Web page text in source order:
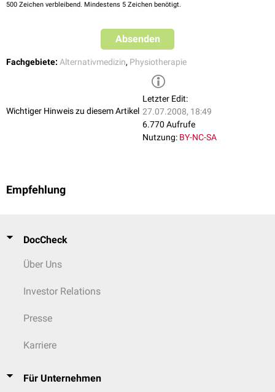
500 Zeichen verbleibend. Mindestens 5 Zeichen benötigt.
Absenden
Fachgebiete: Alternativmedizin, Physiotherapie
Wichtiger Hinweis zu diesem Artikel
Letzter Edit:
27.07.2008, 18:49
6.770 Aufrufe
Nutzung: BY-NC-SA
Empfehlung
DocCheck
Über Uns
Investor Relations
Presse
Karriere
Für Unternehmen